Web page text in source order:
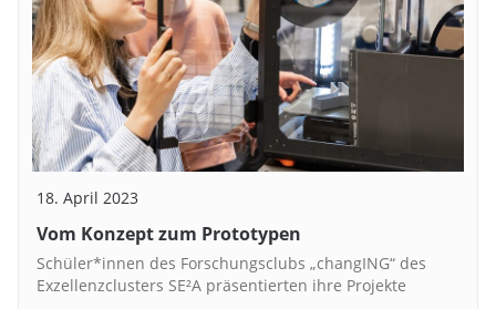
18. April 2023
Vom Konzept zum Prototypen
Schüler*innen des Forschungsclubs „changING“ des
Exzellenzclusters SE²A präsentierten ihre Projekte